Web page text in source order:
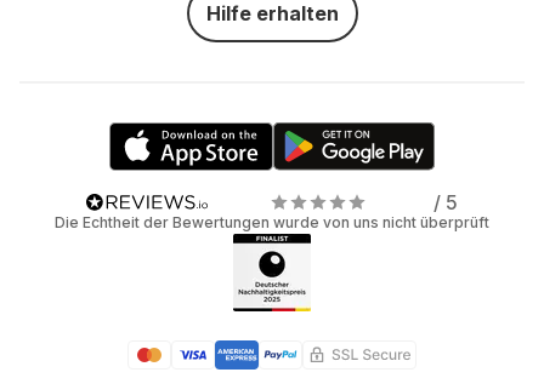
Hilfe erhalten
/ 5
Die Echtheit der Bewertungen wurde von uns nicht überprüft